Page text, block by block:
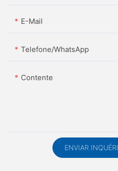
E-Mail
Telefone/WhatsApp
Contente
ENVIAR